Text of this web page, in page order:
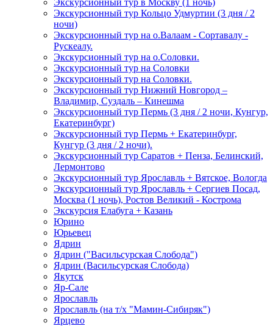
Экскурсионный тур в Москву (1 ночь)
Экскурсионный тур Кольцо Удмуртии (3 дня / 2
ночи)
Экскурсионный тур на о.Валаам - Сортавалу -
Рускеалу.
Экскурсионный тур на о.Соловки.
Экскурсионный тур на Соловки
Экскурсионный тур на Соловки.
Экскурсионный тур Нижний Новгород –
Владимир, Суздаль – Кинешма
Экскурсионный тур Пермь (3 дня / 2 ночи, Кунгур,
Екатеринбург)
Экскурсионный тур Пермь + Екатеринбург,
Кунгур (3 дня / 2 ночи).
Экскурсионный тур Саратов + Пенза, Белинский,
Лермонтово
Экскурсионный тур Ярославль + Вятское, Вологда
Экскурсионный тур Ярославль + Сергиев Посад,
Москва (1 ночь), Ростов Великий - Кострома
Экскурсия Елабуга + Казань
Юрино
Юрьевец
Ядрин
Ядрин ("Васильсурская Слобода")
Ядрин (Васильсурская Слобода)
Якутск
Яр-Сале
Ярославль
Ярославль (на т/х "Мамин-Сибиряк")
Ярцево